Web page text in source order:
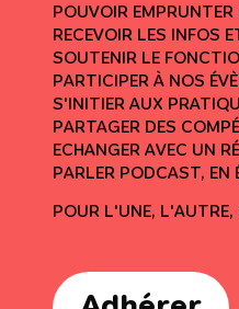
POUVOIR EMPRUNTER
RECEVOIR LES INFOS
SOUTENIR LE
PARTICIPER À NOS
S'INITIER AUX
PARTAGER DES
ECHANGER AVEC UN
PARLER PODCAST, EN
POUR L'UNE, L'AUTRE,